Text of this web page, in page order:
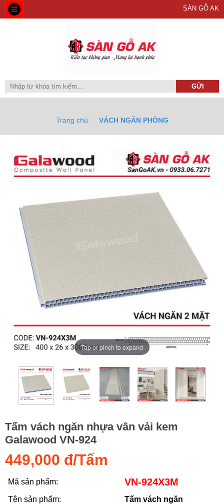
SÀN GỖ AK
Trang chủ VÁCH NGĂN PHÒNG
Tap or pinch to expand
Tấm vách ngăn nhựa vân vải kem
Galawood VN-924
449,000 đ/Tấm
Mã sản phẩm: VN-924X3M
Tên sản phẩm: Tấm vách ngăn